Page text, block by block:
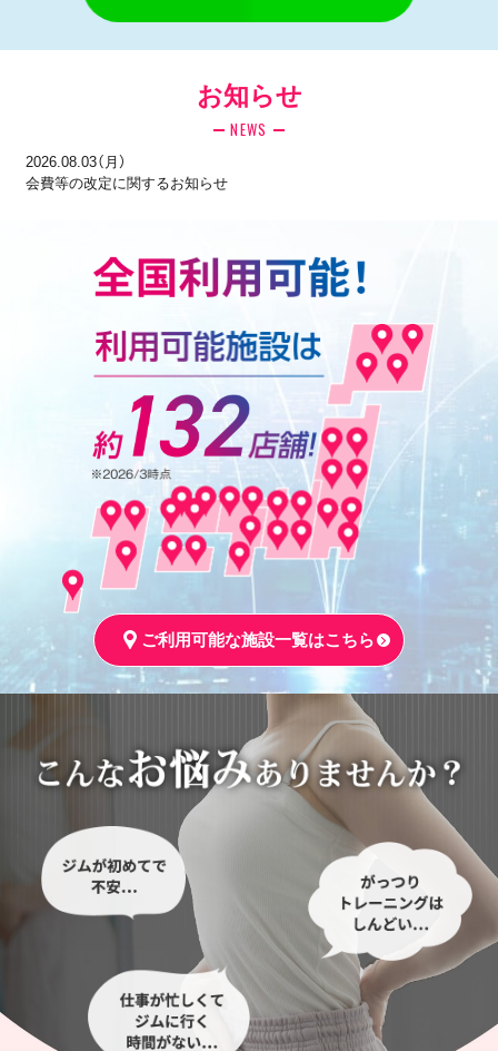
お知らせ
NEWS
2026.08.03（月）
会費等の改定に関するお知らせ
ご利用可能な施設一覧はこちら